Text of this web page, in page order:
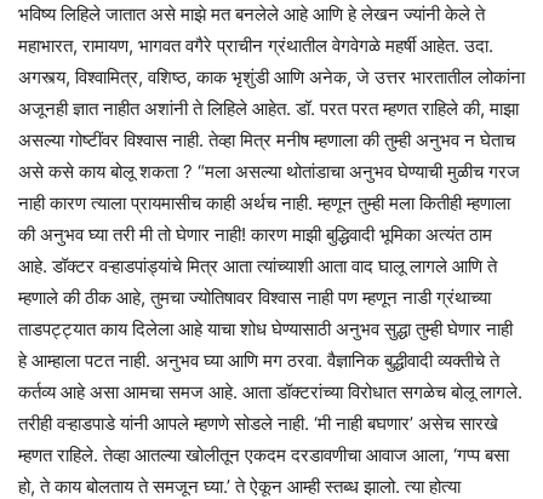
भविष्य लिहिले जातात असे माझे मत बनलेले आहे आणि हे लेखन ज्यांनी केले ते
महाभारत, रामायण, भागवत वगैरे प्राचीन ग्रंथातील वेगवेगळे महर्षी आहेत. उदा.
अगस्त्य, विश्वामित्र, वशिष्ठ, काक भृशुंडी आणि अनेक, जे उत्तर भारतातील लोकांना
अजूनही ज्ञात नाहीत अशांनी ते लिहिले आहेत. डॉ. परत परत म्हणत राहिले की, माझा
असल्या गोष्टींवर विश्वास नाही. तेव्हा मित्र मनीष म्हणाला की तुम्ही अनुभव न घेताच
असे कसे काय बोलू शकता ? “मला असल्या थोतांडाचा अनुभव घेण्याची मुळीच गरज
नाही कारण त्याला प्रायमासीच काही अर्थच नाही. म्हणून तुम्ही मला कितीही म्हणाला
की अनुभव घ्या तरी मी तो घेणार नाही! कारण माझी बुद्धिवादी भूमिका अत्यंत ठाम
आहे. डॉक्टर वऱ्हाडपांड्यांचे मित्र आता त्यांच्याशी आता वाद घालू लागले आणि ते
म्हणाले की ठीक आहे, तुमचा ज्योतिषावर विश्वास नाही पण म्हणून नाडी ग्रंथाच्या
ताडपट्ट्यात काय दिलेला आहे याचा शोध घेण्यासाठी अनुभव सुद्धा तुम्ही घेणार नाही
हे आम्हाला पटत नाही. अनुभव घ्या आणि मग ठरवा. वैज्ञानिक बुद्धीवादी व्यक्तीचे ते
कर्तव्य आहे असा आमचा समज आहे. आता डॉक्टरांच्या विरोधात सगळेच बोलू लागले.
तरीही वऱ्हाडपाडे यांनी आपले म्हणणे सोडले नाही. ‘मी नाही बघणार’ असेच सारखे
म्हणत राहिले. तेव्हा आतल्या खोलीतून एकदम दरडावणीचा आवाज आला, ‘गप्प बसा
हो, ते काय बोलताय ते समजून घ्या.’ ते ऐकून आम्ही स्तब्ध झालो. त्या होत्या